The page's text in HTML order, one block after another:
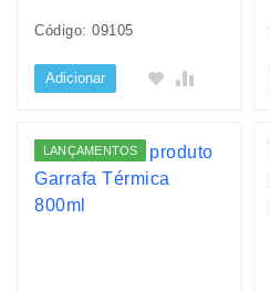
Código: 09105
Adicionar
LANÇAMENTOS